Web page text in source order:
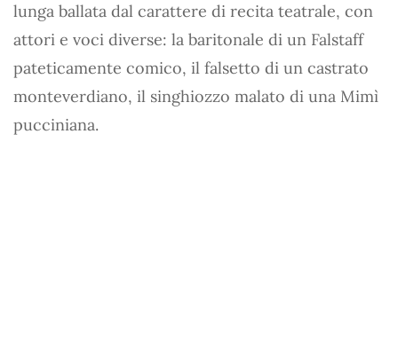
lunga ballata dal carattere di recita teatrale, con
attori e voci diverse: la baritonale di un Falstaff
pateticamente comico, il falsetto di un castrato
monteverdiano, il singhiozzo malato di una Mimì
pucciniana.